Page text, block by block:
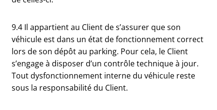
9.4 Il appartient au Client de s’assurer que son
véhicule est dans un état de fonctionnement correct
lors de son dépôt au parking. Pour cela, le Client
s’engage à disposer d’un contrôle technique à jour.
Tout dysfonctionnement interne du véhicule reste
sous la responsabilité du Client.